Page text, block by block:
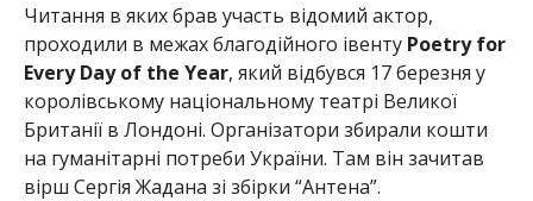
Читання в яких брав участь відомий актор,
проходили в межах благодійного івенту Poetry for
Every Day of the Year, який відбувся 17 березня у
королівському національному театрі Великої
Британії в Лондоні. Організатори збирали кошти
на гуманітарні потреби України. Там він зачитав
вірш Сергія Жадана зі збірки “Антена”.